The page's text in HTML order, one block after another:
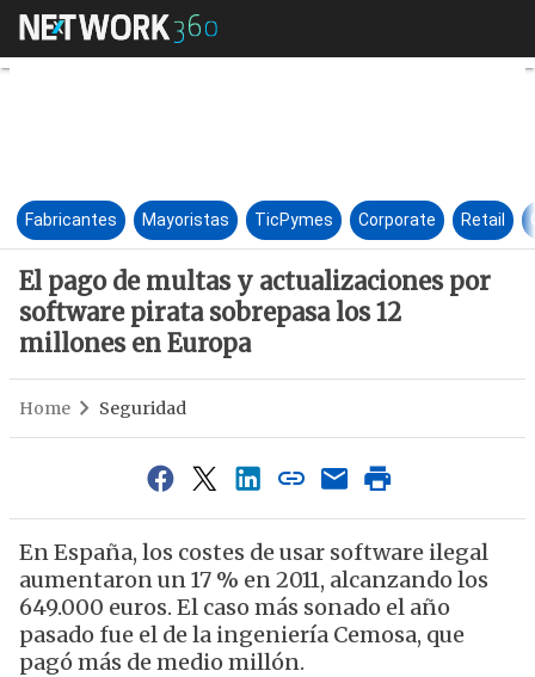
El pago de multas y
Fabricantes Mayoristas TicPymes Corporate Retail
El pago de multas y actualizaciones por
software pirata sobrepasa los 12
millones en Europa
Home Seguridad
En España, los costes de usar software ilegal
aumentaron un 17 % en 2011, alcanzando los
649.000 euros. El caso más sonado el año
pasado fue el de la ingeniería Cemosa, que
pagó más de medio millón.